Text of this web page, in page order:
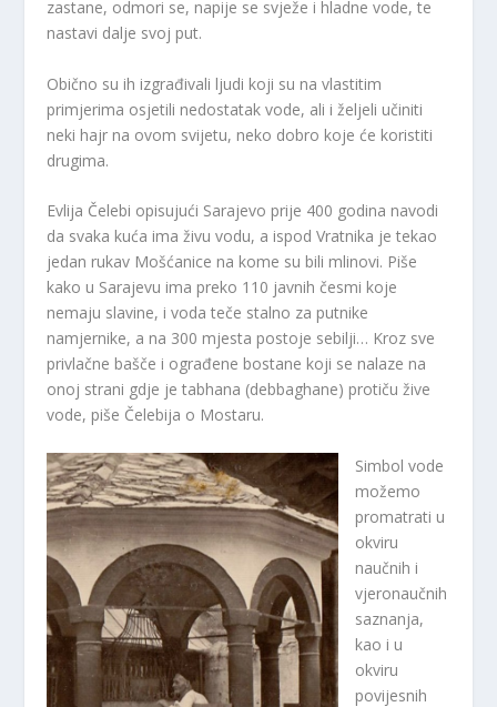
zastane, odmori se, napije se svježe i hladne vode, te
nastavi dalje svoj put.
Obično su ih izgrađivali ljudi koji su na vlastitim
primjerima osjetili nedostatak vode, ali i željeli učiniti
neki hajr na ovom svijetu, neko dobro koje će koristiti
drugima.
Evlija Čelebi opisujući Sarajevo prije 400 godina navodi
da svaka kuća ima živu vodu, a ispod Vratnika je tekao
jedan rukav Mošćanice na kome su bili mlinovi. Piše
kako u Sarajevu ima preko 110 javnih česmi koje
nemaju slavine, i voda teče stalno za putnike
namjernike, a na 300 mjesta postoje sebilji… Kroz sve
privlačne bašče i ograđene bostane koji se nalaze na
onoj strani gdje je tabhana (debbaghane) protiču žive
vode, piše Čelebija o Mostaru.
Simbol vode
možemo
promatrati u
okviru
naučnih i
vjeronaučnih
saznanja,
kao i u
okviru
povijesnih